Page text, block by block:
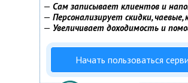
— Сам записывает клиентов и
— Персонализирует скидки,
— Увеличивает доходимость и
Начать пользоваться